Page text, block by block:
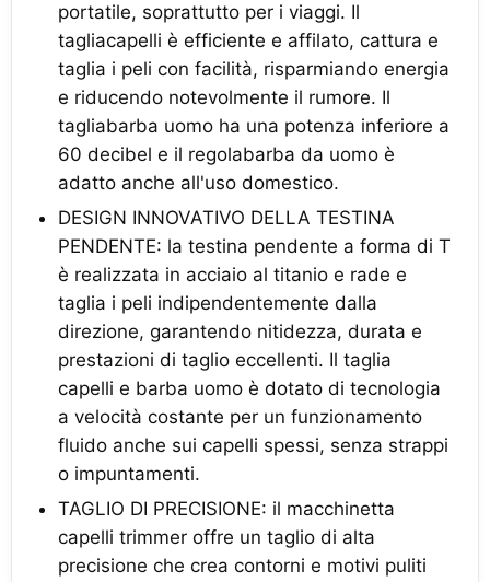
portatile, soprattutto per i viaggi. Il
tagliacapelli è efficiente e affilato, cattura e
taglia i peli con facilità, risparmiando energia
e riducendo notevolmente il rumore. Il
tagliabarba uomo ha una potenza inferiore a
60 decibel e il regolabarba da uomo è
adatto anche all'uso domestico.
DESIGN INNOVATIVO DELLA TESTINA
PENDENTE: la testina pendente a forma di T
è realizzata in acciaio al titanio e rade e
taglia i peli indipendentemente dalla
direzione, garantendo nitidezza, durata e
prestazioni di taglio eccellenti. Il taglia
capelli e barba uomo è dotato di tecnologia
a velocità costante per un funzionamento
fluido anche sui capelli spessi, senza strappi
o impuntamenti.
TAGLIO DI PRECISIONE: il macchinetta
capelli trimmer offre un taglio di alta
precisione che crea contorni e motivi puliti